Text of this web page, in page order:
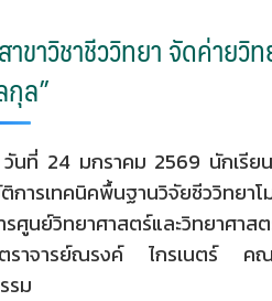
สาขาวิชาชีววิทยา จัดค่าย
กุล”
วันที่ 24 มกราคม 2569 นักเรีย
การเทคนิคพื้นฐานวิจัยชีววิทยา
รศูนย์วิทยาศาสตร์และวิทยาศ
ราจารย์ณรงค์ ไกรเนตร์ คณบ
รม